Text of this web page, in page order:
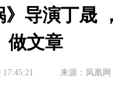
导演丁晟
做文章
17:45:21 来源：凤凰网